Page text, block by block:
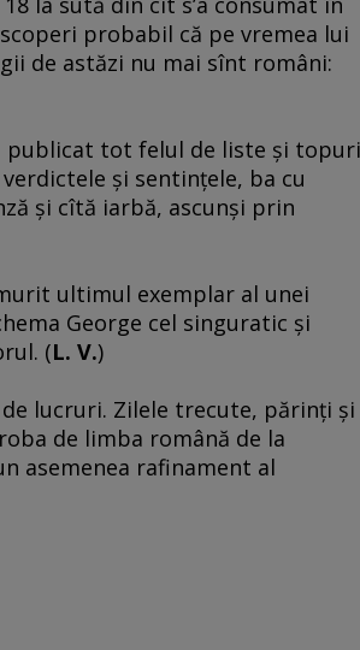
probabil că pe vremea lui
de astăzi nu mai sînt români:
publicat tot felul de liste şi
şi sentinţele, ba cu
şi cîtă iarbă, ascunşi prin
ultimul exemplar al unei
George cel singuratic şi
(L. V.)
lucruri. Zilele trecute, părinţi şi
de limba română de la
asemenea rafinament al